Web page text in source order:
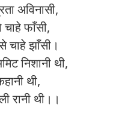
अविनासी,
फाँसी,
चाहे झाँसी।
निशानी थी,
थी,
रानी थी।।